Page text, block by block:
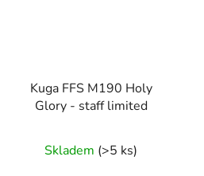
Kuga FFS M190 Holy
Glory - staff limited
Skladem (>5 ks)